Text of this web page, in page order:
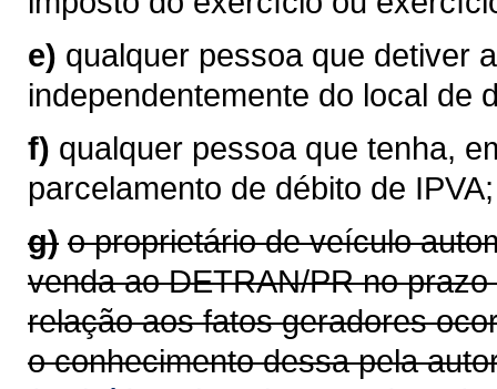
e) qualquer pessoa que detiver
independentemente do local de
f) qualquer pessoa que tenha,
parcelamento de débito de IPVA;
g) o proprietário de veículo
venda ao DETRAN/PR no
relação aos fatos geradores
o conhecimento dessa pela